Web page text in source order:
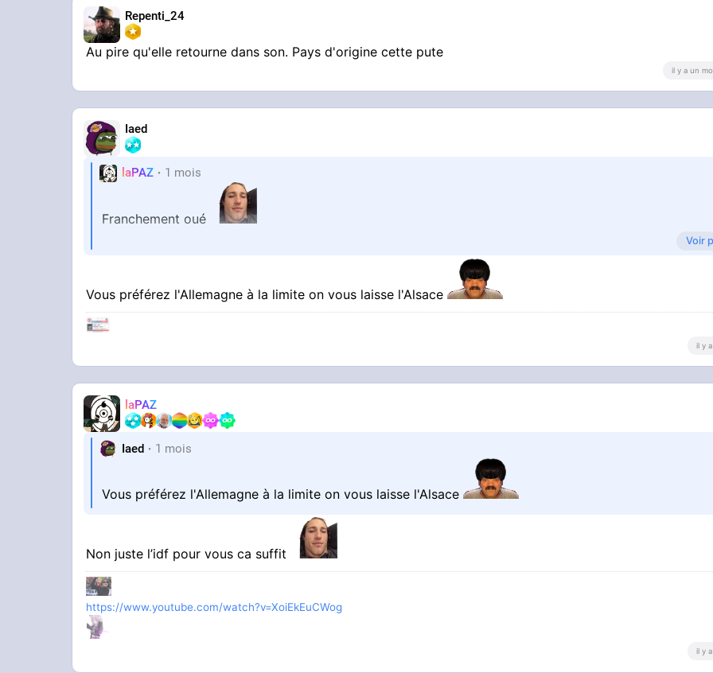
Repenti_24
Au pire qu'elle retourne dans son. Pays d'origine cette pute
il y a un
Iaed
laPAZ 1 mois
Franchement oué
Tous les gauchos et marrons en IDF entouré de grands murs électrifiés tel un ghetto géant et le
la France aux vrais Français moi je dis alonzy
Voir
Vous préférez l'Allemagne à la limite on vous laisse l'Alsace
il y
laPAZ
Iaed 1 mois
Vous préférez l'Allemagne à la limite on vous laisse l'Alsace
Non juste l’idf pour vous ca suffit
https://www.youtube.com/watch?v=XoiEkEuCWog
il y